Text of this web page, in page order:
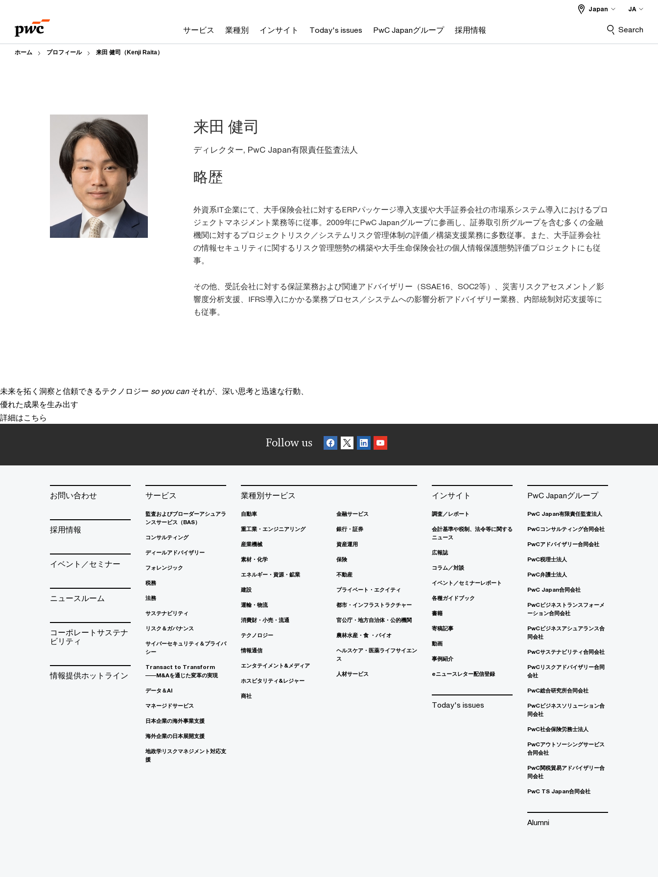
content
footer
サービス 業種別 インサイト Today's issues PwC Japanグループ 採用情報
Japan JA
Search
ホーム プロフィール 来田 健司（Kenji Raita）
来田 健司
ディレクター, PwC Japan有限責任監査法人
略歴
外資系IT企業にて、大手保険会社に対するERPパッケージ導入支援や大手証券会社の市場系システム導入におけるプロ
ジェクトマネジメント業務等に従事。2009年にPwC Japanグループに参画し、証券取引所グループを含む多くの金融
機関に対するプロジェクトリスク／システムリスク管理体制の評価／構築支援業務に多数従事。また、大手証券会社
の情報セキュリティに関するリスク管理態勢の構築や大手生命保険会社の個人情報保護態勢評価プロジェクトにも従
事。
その他、受託会社に対する保証業務および関連アドバイザリー（SSAE16、SOC2等）、災害リスクアセスメント／影
響度分析支援、IFRS導入にかかる業務プロセス／システムへの影響分析アドバイザリー業務、内部統制対応支援等に
も従事。
未来を拓く洞察と信頼できるテクノロジー so you can それが、深い思考と迅速な行動、
優れた成果を生み出す
詳細はこちら
Follow us
お問い合わせ
採用情報
イベント／セミナー
ニュースルーム
コーポレートサステナ
ビリティ
情報提供ホットライン
サービス
監査およびブローダーアシュアラ
ンスサービス（BAS）
コンサルティング
ディールアドバイザリー
フォレンジック
税務
法務
サステナビリティ
リスク＆ガバナンス
サイバーセキュリティ＆プライバ
シー
Transact to Transform
――M&Aを通じた変革の実現
データ＆AI
マネージドサービス
日本企業の海外事業支援
海外企業の日本展開支援
地政学リスクマネジメント対応支
援
業種別サービス
自動車
重工業・エンジニアリング
産業機械
素材・化学
エネルギー・資源・鉱業
建設
運輸・物流
消費財・小売・流通
テクノロジー
情報通信
エンタテイメント&メディア
ホスピタリティ&レジャー
商社
金融サービス
銀行・証券
資産運用
保険
不動産
プライベート・エクイティ
都市・インフラストラクチャー
官公庁・地方自治体・公的機関
農林水産・食 ・バイオ
ヘルスケア・医薬ライフサイエン
ス
人材サービス
インサイト
調査／レポート
会計基準や税制、法令等に関する
ニュース
広報誌
コラム／対談
イベント／セミナーレポート
各種ガイドブック
書籍
寄稿記事
動画
事例紹介
eニュースレター配信登録
Today's issues
PwC Japanグループ
PwC Japan有限責任監査法人
PwCコンサルティング合同会社
PwCアドバイザリー合同会社
PwC税理士法人
PwC弁護士法人
PwC Japan合同会社
PwCビジネストランスフォーメ
ーション合同会社
PwCビジネスアシュアランス合
同会社
PwCサステナビリティ合同会社
PwCリスクアドバイザリー合同
会社
PwC総合研究所合同会社
PwCビジネスソリューション合
同会社
PwC社会保険労務士法人
PwCアウトソーシングサービス
合同会社
PwC関税貿易アドバイザリー合
同会社
PwC TS Japan合同会社
Alumni